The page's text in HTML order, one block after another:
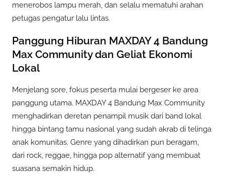
menerobos lampu merah, dan selalu mematuhi arahan
petugas pengatur lalu lintas.
Panggung Hiburan MAXDAY 4 Bandung
Max Community dan Geliat Ekonomi
Lokal
Menjelang sore, fokus peserta mulai bergeser ke area
panggung utama. MAXDAY 4 Bandung Max Community
menghadirkan deretan penampil musik dari band lokal
hingga bintang tamu nasional yang sudah akrab di telinga
anak komunitas. Genre yang dihadirkan pun beragam,
dari rock, reggae, hingga pop alternatif yang membuat
suasana semakin hidup.